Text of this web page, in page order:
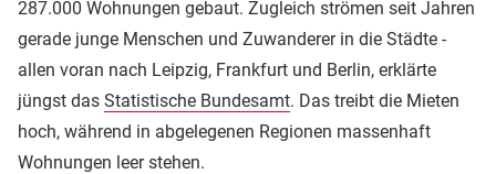
287.000 Wohnungen gebaut. Zugleich strömen seit Jahren
gerade junge Menschen und Zuwanderer in die Städte -
allen voran nach Leipzig, Frankfurt und Berlin, erklärte
jüngst das Statistische Bundesamt. Das treibt die Mieten
hoch, während in abgelegenen Regionen massenhaft
Wohnungen leer stehen.